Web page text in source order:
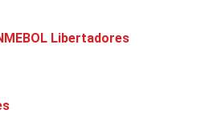
Libertadores